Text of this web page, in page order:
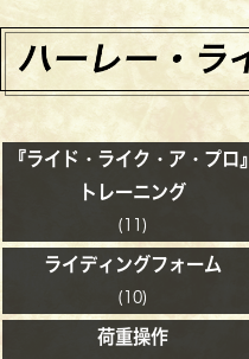
『ライド・ライク・ア・プロ』
トレーニング
(11)
ライディングフォーム
(10)
荷重操作